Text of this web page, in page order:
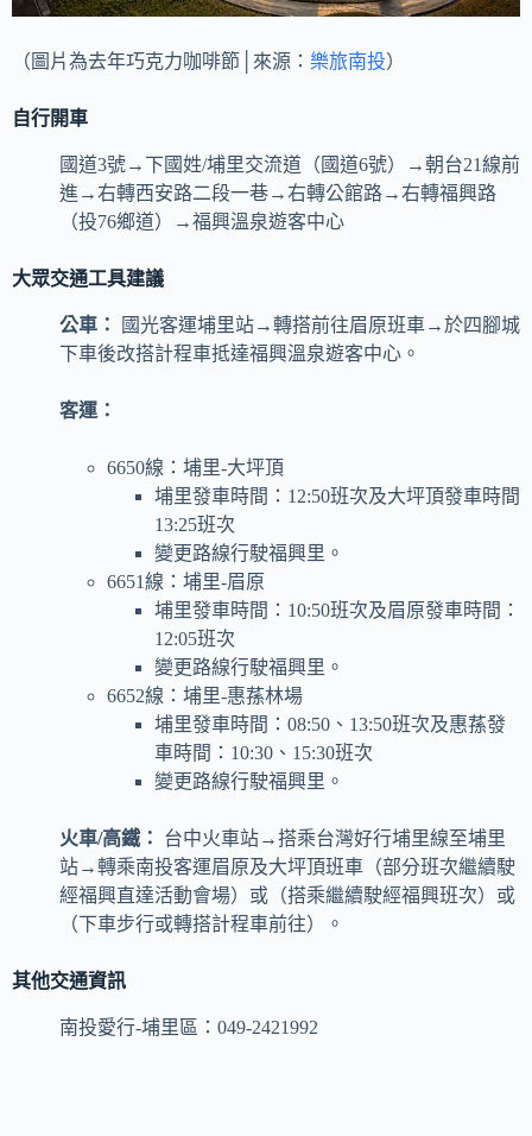
（圖片為去年巧克力咖啡節│來源： 樂旅南投）
自行開車
國道3號→下國姓/埔里交流道（國道6號）→朝台21線前
進→右轉西安路二段一巷→右轉公館路→右轉福興路
（投76鄉道）→福興溫泉遊客中心
大眾交通工具建議
公車：
國光客運埔里站→轉搭前往眉原班車→於四腳城
下車後改搭計程車抵達福興溫泉遊客中心。
客運：
6650線：埔里-大坪頂
埔里發車時間：12:50班次及大坪頂發車時間
13:25班次
變更路線行駛福興里。
6651線：埔里-眉原
埔里發車時間：10:50班次及眉原發車時間：
12:05班次
變更路線行駛福興里。
6652線：埔里-惠蓀林場
埔里發車時間：08:50、13:50班次及惠蓀發
車時間：10:30、15:30班次
變更路線行駛福興里。
火車/高鐵：
台中火車站→搭乘台灣好行埔里線至埔里
站→轉乘南投客運眉原及大坪頂班車（部分班次繼續駛
經福興直達活動會場）或（搭乘繼續駛經福興班次）或
（下車步行或轉搭計程車前往）。
其他交通資訊
南投愛行-埔里區：049-2421992